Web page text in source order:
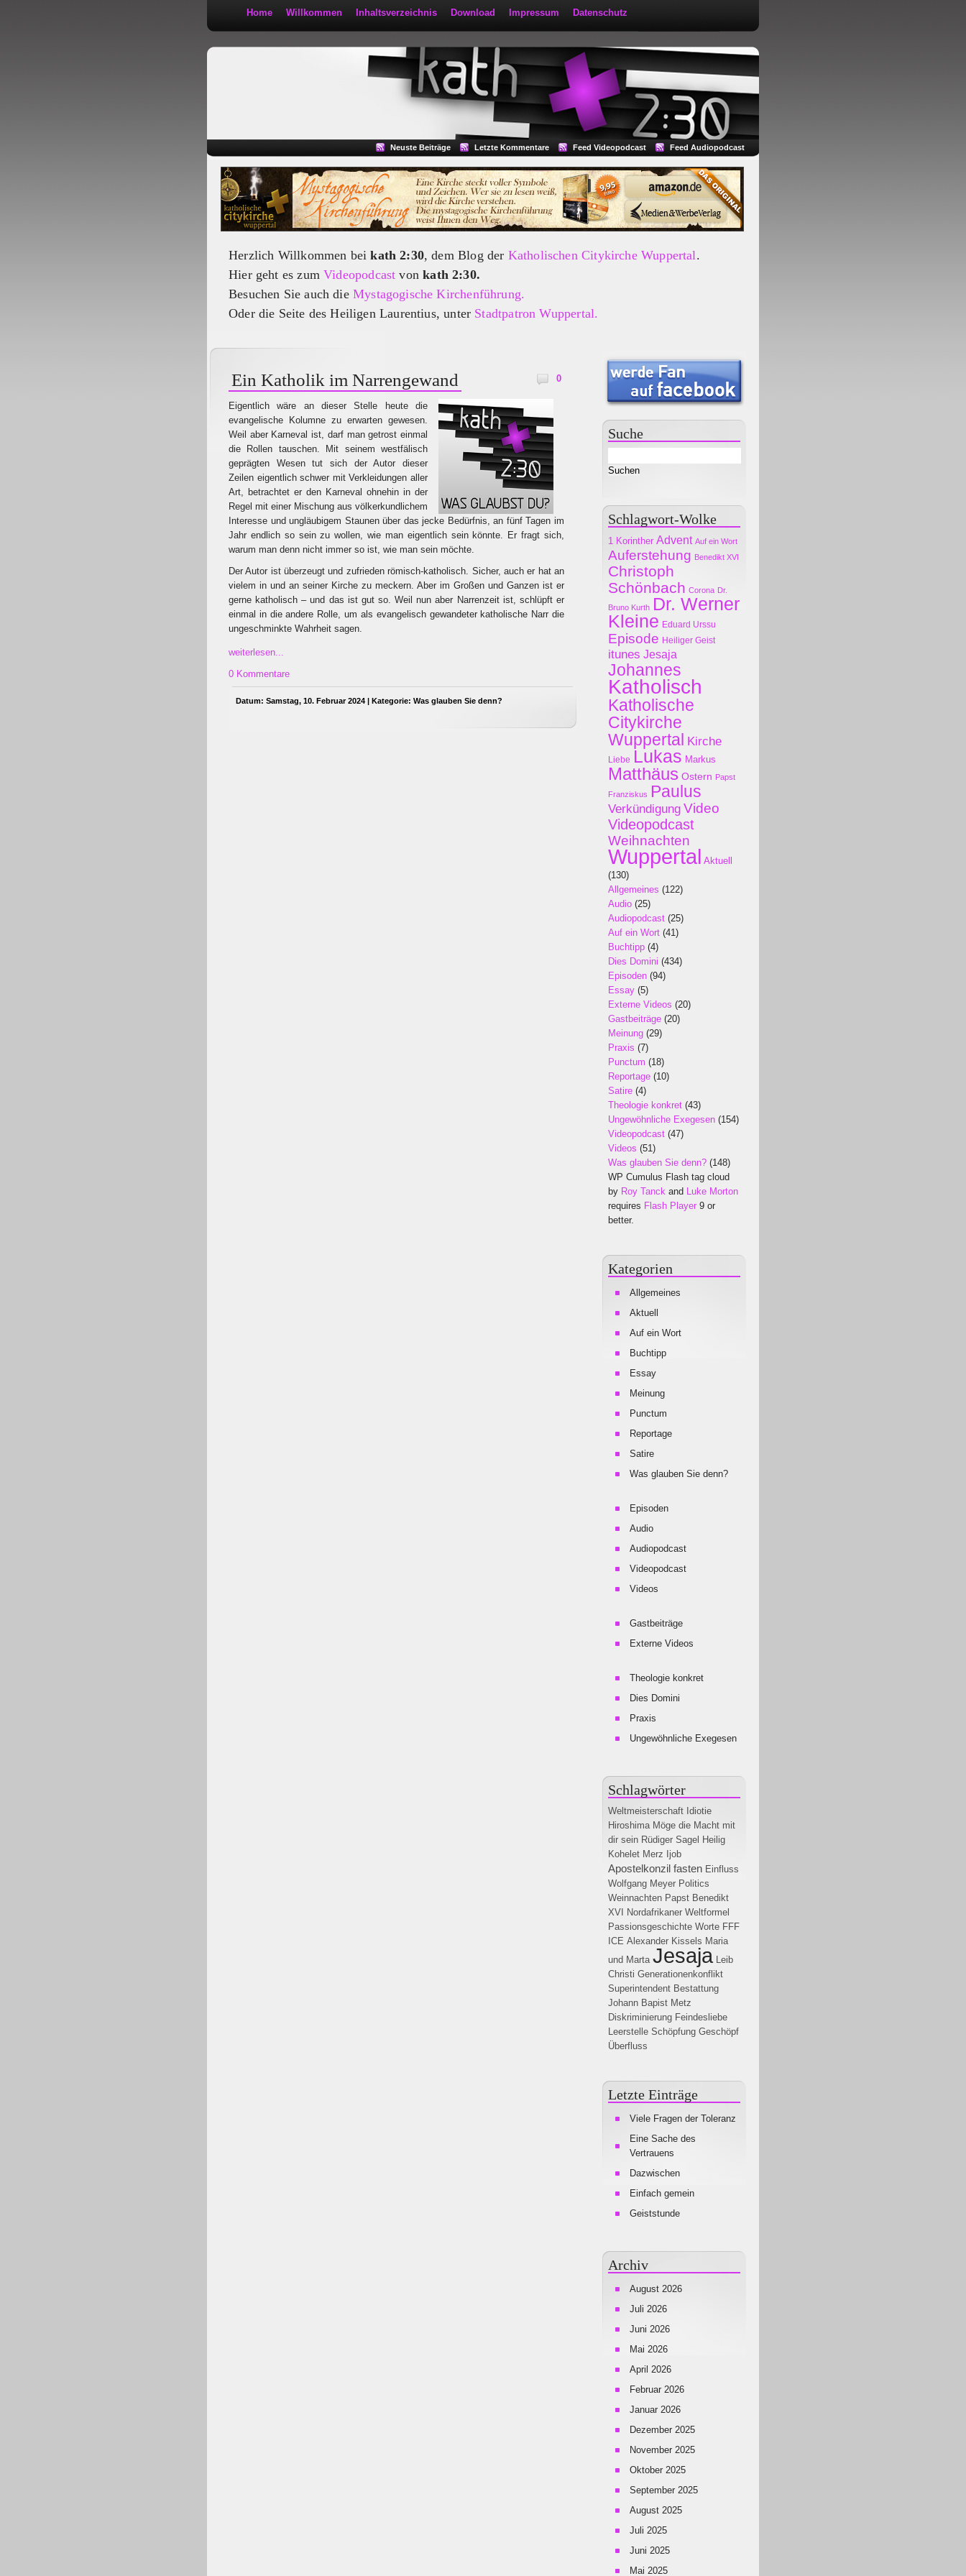
Home Willkommen Inhaltsverzeichnis Download Impressum Datenschutz
Neuste Beiträge Letzte Kommentare Feed Videopodcast Feed Audiopodcast
Herzlich Willkommen beikath 2:30, dem Blog der Katholischen Citykirche Wuppertal.
Hier geht es zumVideopodcast vonkath 2:30.
Besuchen Sie auch die Mystagogische Kirchenführung.
Oder die Seite des Heiligen Laurentius, unter Stadtpatron Wuppertal.
Ein Katholik im Narrengewand 0
Eigentlich wäre an dieser Stelle heute die
evangelische Kolumne zu erwarten gewesen.
Weil aber Karneval ist, darf man getrost einmal
die Rollen tauschen. Mit seinem westfälisch
geprägten Wesen tut sich der Autor dieser
Zeilen eigentlich schwer mit Verkleidungen aller
Art, betrachtet er den Karneval ohnehin in der
Regel mit einer Mischung aus völkerkundlichem
Interesse und ungläubigem Staunen über das jecke Bedürfnis, an fünf Tagen im
Jahr endlich so sein zu wollen, wie man eigentlich sein könnte. Er fragt sich,
warum man denn nicht immer so ist, wie man sein möchte.
Der Autor ist überzeugt und zufrieden römisch-katholisch. Sicher, auch er hat an
vielem in und an seiner Kirche zu meckern. Aber im Großen und Ganzen ist er
gerne katholisch – und das ist gut so. Weil nun aber Narrenzeit ist, schlüpft er
einmal in die andere Rolle, um als evangelisch gewandeter katholische Narr die
ungeschminkte Wahrheit sagen.
weiterlesen...
0 Kommentare
Datum: Samstag, 10. Februar 2024 | Kategorie: Was glauben Sie denn?
Suche
Schlagwort-Wolke
1 Korinther Advent Auf ein Wort
Auferstehung Benedikt XVI
Christoph
Schönbach Corona Dr.
Bruno Kurth Dr. Werner
Kleine Eduard Urssu
Episode Heiliger Geist
itunes Jesaja
Johannes
Katholisch
Katholische
Citykirche
Wuppertal Kirche
Liebe Lukas Markus
Matthäus Ostern Papst
Franziskus Paulus
Verkündigung Video
Videopodcast
Weihnachten
Wuppertal Aktuell
(130)
Allgemeines (122)
Audio (25)
Audiopodcast (25)
Auf ein Wort (41)
Buchtipp (4)
Dies Domini (434)
Episoden (94)
Essay (5)
Externe Videos (20)
Gastbeiträge (20)
Meinung (29)
Praxis (7)
Punctum (18)
Reportage (10)
Satire (4)
Theologie konkret (43)
Ungewöhnliche Exegesen (154)
Videopodcast (47)
Videos (51)
Was glauben Sie denn? (148)
WP Cumulus Flash tag cloud
by Roy Tanck and Luke Morton
requires Flash Player 9 or
better.
Kategorien
Allgemeines
Aktuell
Auf ein Wort
Buchtipp
Essay
Meinung
Punctum
Reportage
Satire
Was glauben Sie denn?
Episoden
Audio
Audiopodcast
Videopodcast
Videos
Gastbeiträge
Externe Videos
Theologie konkret
Dies Domini
Praxis
Ungewöhnliche Exegesen
Schlagwörter
Weltmeisterschaft Idiotie
Hiroshima Möge die Macht mit
dir sein Rüdiger Sagel Heilig
Kohelet Merz Ijob
Apostelkonzil fasten Einfluss
Wolfgang Meyer Politics
Weinnachten Papst Benedikt
XVI
Nordafrikaner Weltformel
Passionsgeschichte Worte FFF
ICE Alexander Kissels Maria
und Marta Jesaja Leib
Christi Generationenkonflikt
Superintendent Bestattung
Johann Bapist Metz
Diskriminierung Feindesliebe
Leerstelle Schöpfung Geschöpf
Überfluss
Letzte Einträge
Viele Fragen der Toleranz
Eine Sache des
Vertrauens
Dazwischen
Einfach gemein
Geiststunde
Archiv
August 2026
Juli 2026
Juni 2026
Mai 2026
April 2026
Februar 2026
Januar 2026
Dezember 2025
November 2025
Oktober 2025
September 2025
August 2025
Juli 2025
Juni 2025
Mai 2025